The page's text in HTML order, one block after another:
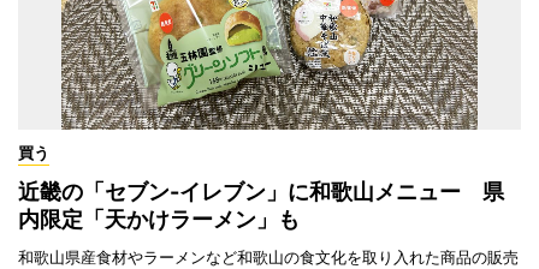
買う
近畿の「セブン-イレブン」に和歌山メニュー 県
内限定「天かけラーメン」も
和歌山県産食材やラーメンなど和歌山の食文化を取り入れた商品の販売